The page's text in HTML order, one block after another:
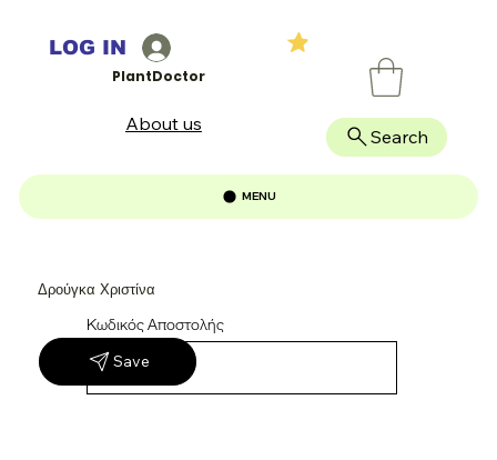
Δρούγκα Χριστίνα
Κωδικός Αποστολής
Save
PlantDoctor
Search
MENU
LOG IN
About us